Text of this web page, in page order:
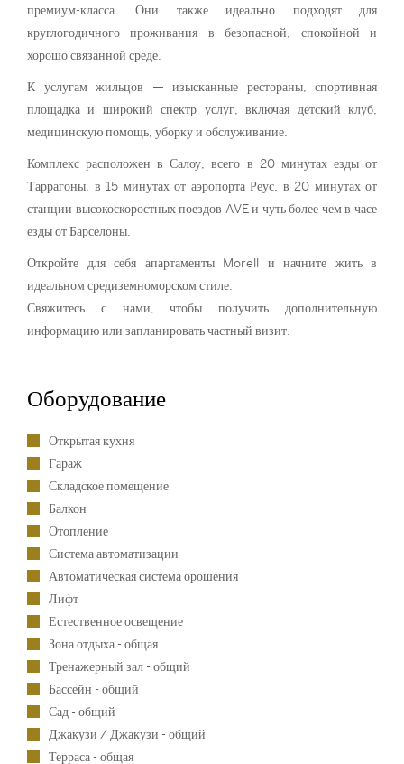
премиум-класса. Они также идеально подходят для
круглогодичного проживания в безопасной, спокойной и
хорошо связанной среде.
К услугам жильцов — изысканные рестораны, спортивная
площадка и широкий спектр услуг, включая детский клуб,
медицинскую помощь, уборку и обслуживание.
Комплекс расположен в Салоу, всего в 20 минутах езды от
Таррагоны, в 15 минутах от аэропорта Реус, в 20 минутах от
станции высокоскоростных поездов AVE и чуть более чем в часе
езды от Барселоны.
Откройте для себя апартаменты Morell и начните жить в
идеальном средиземноморском стиле.
Свяжитесь с нами, чтобы получить дополнительную
информацию или запланировать частный визит.
Оборудование
Открытая кухня
Гараж
Складское помещение
Балкон
Отопление
Система автоматизации
Автоматическая система орошения
Лифт
Естественное освещение
Зона отдыха - общая
Тренажерный зал - общий
Бассейн - общий
Сад - общий
Джакузи / Джакузи - общий
Терраса - общая